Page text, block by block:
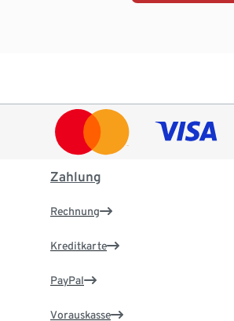
Zahlung
Rechnung
Kreditkarte
PayPal
Vorauskasse